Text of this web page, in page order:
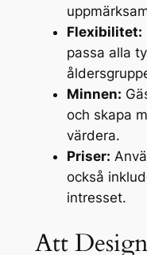
Flexibilitet:
passa alla
Minnen:
och skapa
värdera.
Priser:
också
intresset.
Att